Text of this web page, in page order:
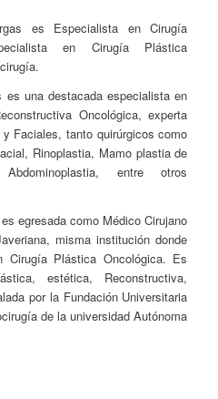
es Especialista en Cirugía
en Cirugía Plástica
es una destacada especialista en
Oncológica, experta
Faciales, tanto quirúrgicos como
Rinoplastia, Mamo plastia de
entre otros
egresada como Médico Cirujano
misma institución donde
Cirugía Plástica Oncológica. Es
estética, Reconstructiva,
por la Fundación Universitaria
de la universidad Autónoma